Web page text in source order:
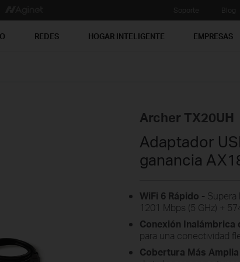
REDES HOGAR INTELIGENTE EMPRESAS
Archer TX20UH
Adaptador
ganancia
WiFi 6 Rápido - Supera
1201 Mbps (5 GHz) +
Conexión Inalámbrica
para una conectividad
Cobertura Más